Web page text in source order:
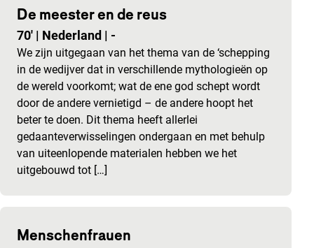
De meester en de reus
70' | Nederland | -
We zijn uitgegaan van het thema van de ‘schepping
in de wedijver dat in verschillende mythologieën op
de wereld voorkomt; wat de ene god schept wordt
door de andere vernietigd – de andere hoopt het
beter te doen. Dit thema heeft allerlei
gedaanteverwisselingen ondergaan en met behulp
van uiteenlopende materialen hebben we het
uitgebouwd tot […]
Menschenfrauen